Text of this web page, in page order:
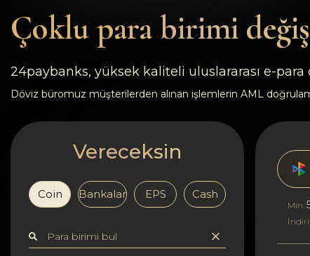
Rezervler
Ortaklara
Geri bildirimler
Kurallar
AML/CFT
Gizlilik
Kişiler
Çoklu para birimi
24paybanks, yüksek kaliteli uluslararası e-
Döviz büromuz müşterilerden alınan işlemlerin AML
Vereceksin
Coin Bankalar EPS Cash
Min: